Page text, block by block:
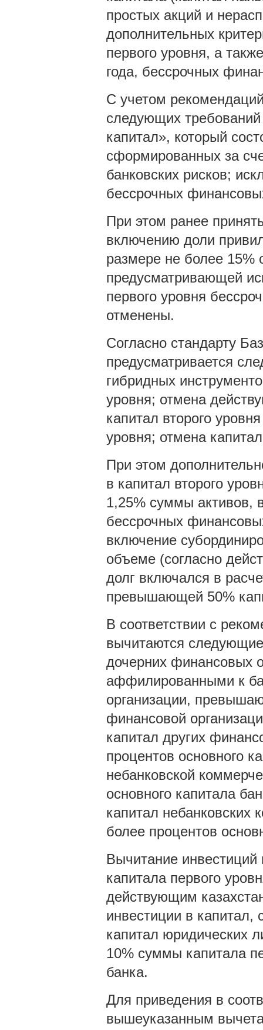
простых акций и
дополнительных
первого уровня, а
года, бессрочных
С учетом
следующих требований
капитал», который
сформированных за
банковских рисков;
бессрочных
При этом ранее
включению доли
размере не более 15%
предусматривающей
первого уровня
отменены.
Согласно стандарту
предусматривается
гибридных
уровня; отмена
капитал второго
уровня; отмена
При этом
в капитал второго
1,25% суммы активов,
бессрочных
включение
объеме (согласно
долг включался в
превышающей 50%
В соответствии с
вычитаются
дочерних финансовых
аффилированными к
организации,
финансовой
капитал других
процентов основного
небанковской
основного капитала
капитал
более процентов
Вычитание
капитала первого
действующим
инвестиции в капитал,
капитал юридических
10% суммы капитала
банка.
Для приведения в
вышеуказанным